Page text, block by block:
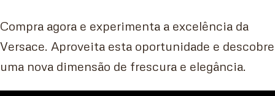
Compra agora e experimenta a excelência da
Versace. Aproveita esta oportunidade e descobre
uma nova dimensão de frescura e elegância.